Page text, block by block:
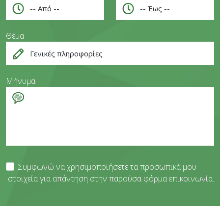
Θέμα
Μήνυμα
Συμφωνώ να χρησιμοποιήσετε τα προσωπικά μου
στοιχεία για απάντηση στην παρούσα φόρμα επικοινωνία.